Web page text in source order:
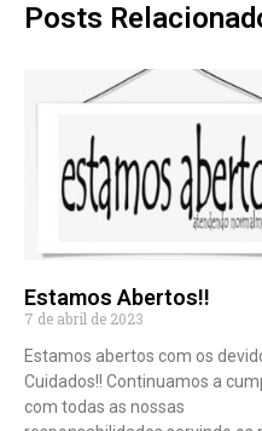
Posts
Estamos Abertos!!
7 de abril de 2023
Estamos abertos com os
Cuidados!! Continuamos a
com todas as nossas